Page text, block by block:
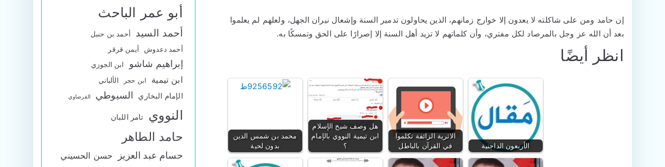
إن حامد ومن على شاكلته لا يعدون إلا خوارج زمانهم، الذين يحاولون تدمير السنة وإشعال نيران الجهل، ولعلهم لم يعلموا
بعد أن الله عز وجل بالمرصاد لكل مفتري، وأن كلماتهم لا تزيد أهل السنة إلا إصرارًا على الحق وتمسكًا به.
انظر أيضًا
محمد بن شمس الدين
بدون لحية
هل وصف شيخ الإسلام
ابن تيمية النووي بالإمام
؟
الاثرية الزائفة تكلموا
في القرآن بالباطل
الأربعون الداجنية
أبو عمر الباحث
أحمد السيد
أحمد بن حنبل
أحمد دعدوش
أيمن قرقر
إبراهيم شاشو ابن الجوزي
ابن تيمية ابن حجر الألباني
الإمام البخاري السيوطي القرضاوي
النووي تامر اللبان
حامد الطاهر
حسام عبد العزيز حسن الحسيني